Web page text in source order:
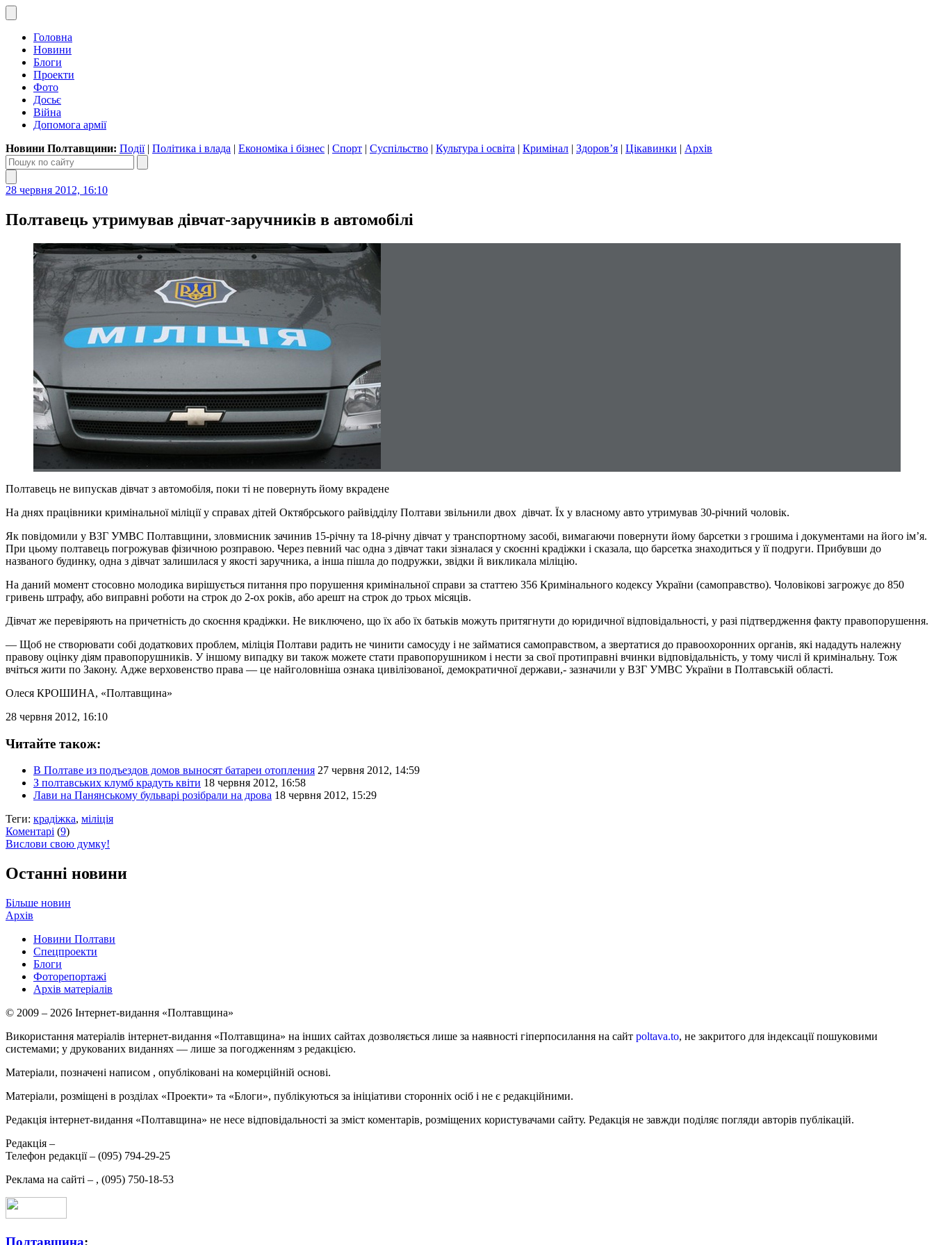
Головна
Новини
Блоги
Проекти
Фото
Досьє
Війна
Допомога армії
Новини Полтавщини: Події| Політика і влада | Економіка і бізнес | Спорт | Суспільство | Культура і освіта | Кримінал | Здоров’я | Цікавинки | Архів
28 червня 2012, 16:10
Полтавець утримував дівчат-заручників в автомобілі
Полтавець не випускав дівчат з автомобіля, поки ті не повернуть йому вкрадене
На днях працівники кримінальної міліції у справах дітей Октябрського райвідділу Полтави звільнили двох дівчат. Їх у власному авто утримував 30-річний чоловік.
Як повідомили у ВЗГ УМВС Полтавщини, зловмисник зачинив 15-річну та 18-річну дівчат у транспортному засобі, вимагаючи повернути йому барсетки з грошима і документами на його ім’я.
При цьому полтавець погрожував фізичною розправою. Через певний час одна з дівчат таки зізналася у скоєнні крадіжки і сказала, що барсетка знаходиться у її подруги. Прибувши до
названого будинку, одна з дівчат залишилася у якості заручника, а інша пішла до подружки, звідки й викликала міліцію.
На даний момент стосовно молодика вирішується питання про порушення кримінальної справи за статтею 356 Кримінального кодексу України (самоправство). Чоловікові загрожує до 850
гривень штрафу, або виправні роботи на строк до 2-ох років, або арешт на строк до трьох місяців.
Дівчат же перевіряють на причетність до скоєння крадіжки. Не виключено, що їх або їх батьків можуть притягнути до юридичної відповідальності, у разі підтвердження факту правопорушення.
— Щоб не створювати собі додаткових проблем, міліція Полтави радить не чинити самосуду і не займатися самоправством, а звертатися до правоохоронних органів, які нададуть належну
правову оцінку діям правопорушників. У іншому випадку ви також можете стати правопорушником і нести за свої протиправні вчинки відповідальність, у тому числі й кримінальну. Тож
вчіться жити по Закону. Адже верховенство права — це найголовніша ознака цивілізованої, демократичної держави,- зазначили у ВЗГ УМВС України в Полтавській області.
Олеся КРОШИНА, «Полтавщина»
28 червня 2012, 16:10
Читайте також:
В Полтаве из подъездов домов выносят батареи отопления 27 червня 2012, 14:59
З полтавських клумб крадуть квіти 18 червня 2012, 16:58
Лави на Панянському бульварі розібрали на дрова 18 червня 2012, 15:29
Теги: крадіжка, міліція
Коментарі (9)
Вислови свою думку!
Останні новини
Більше новин
Архів
Новини Полтави
Спецпроекти
Блоги
Фоторепортажі
Архів матеріалів
© 2009 – 2026 Інтернет-видання «Полтавщина»
Використання матеріалів інтернет-видання «Полтавщина» на інших сайтах дозволяється лише за наявності гіперпосилання на сайт poltava.to, не закритого для індексації пошуковими
системами; у друкованих виданнях — лише за погодженням з редакцією.
Матеріали, позначені написом , опубліковані на комерційній основі.
Матеріали, розміщені в розділах «Проекти» та «Блоги», публікуються за ініціативи сторонніх осіб і не є редакційними.
Редакція інтернет-видання «Полтавщина» не несе відповідальності за зміст коментарів, розміщених користувачами сайту. Редакція не завжди поділяє погляди авторів публікацій.
Редакція –
Телефон редакції – (095) 794-29-25
Реклама на сайті – , (095) 750-18-53
Полтавщина: